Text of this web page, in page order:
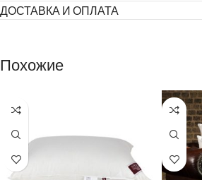
ДОСТАВКА И ОПЛАТА
Похожие